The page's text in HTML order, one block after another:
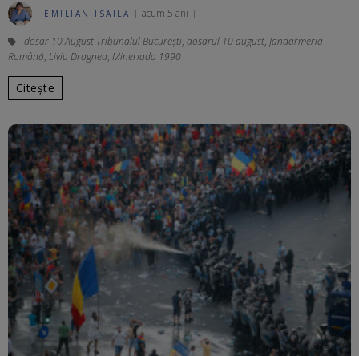
EMILIAN ISAILĂ acum 5 ani
dosar 10 August Tribunalul București, dosarul 10 august, Jandarmeria
Română, Liviu Dragnea, Mineriada 1990
Citește